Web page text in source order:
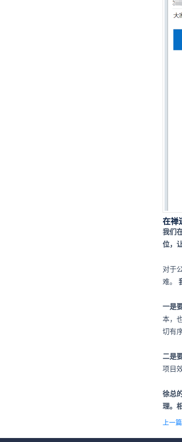
在禅
我们
位，
对于
难。
一是
本，
切有
二是
项目
徐总
理。
上一